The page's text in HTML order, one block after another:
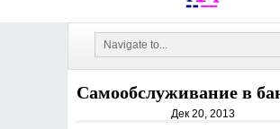
Самообслуживание в
Дек 20, 2013